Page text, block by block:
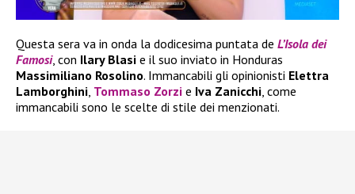
Questa sera va in onda la dodicesima puntata de L’Isola dei
Famosi, con Ilary Blasi e il suo inviato in Honduras
Massimiliano Rosolino. Immancabili gli opinionisti Elettra
Lamborghini Tommaso Zorzi e Iva Zanicchi , come
immancabili sono le scelte di stile dei menzionati.